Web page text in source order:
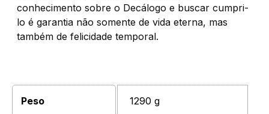
conhecimento sobre o Decálogo e buscar cumpri-
lo é garantia não somente de vida eterna, mas
também de felicidade temporal.
Peso 1290 g